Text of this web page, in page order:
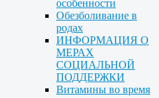
особенности
Обезболивание в
родах
ИНФОРМАЦИЯ О
МЕРАХ
СОЦИАЛЬНОЙ
ПОДДЕРЖКИ
Витамины во время